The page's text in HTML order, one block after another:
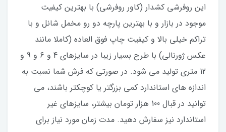
این روفرشی کشدار (کاور روفرشی) با بهترین کیفیت
موجود در بازار و با بهترین پارچه دو رو مخمل شانل و با
تراکم خیلی بالا و کیفیت چاپ فوق العاده (کاملا مانند
عکس ژورنالی) با طرح بسیار زیبا در سایزهای 4 و 6 و 9 و
12 متری تولید می شود. در صورتی که فرش شما نسبت به
اندازه های استاندارد کمی بزرگتر یا کوچکتر باشند، می
توانید در قبال 100 هزار تومان بیشتر، سایزهای غیر
استاندارد نیز سفارش دهید. مدت زمان مورد نیاز برای